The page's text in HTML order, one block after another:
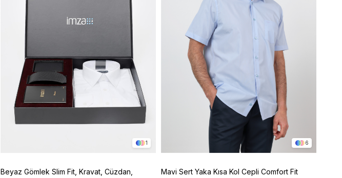
1
Beyaz Gömlek Slim Fit, Kravat, Cüzdan,
6
Mavi Sert Yaka Kısa Kol Cepli Comfort Fit